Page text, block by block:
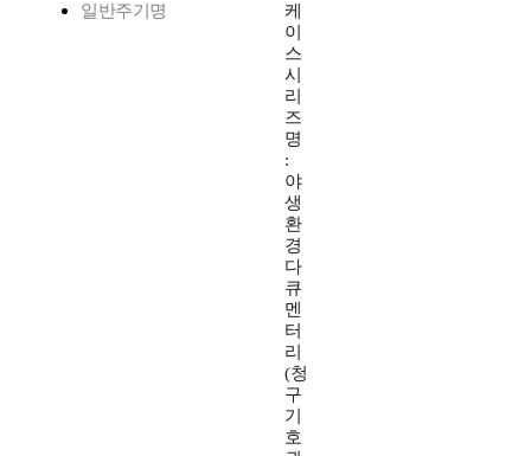
일반주기명
케
이
스
시
리
즈
명
:
야
생
환
경
다
큐
멘
터
리
(청
구
기
호